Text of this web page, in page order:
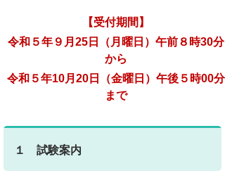
【受付期間】
令和５年９月25日（月曜日）午前８時30分
から
令和５年10月20日（金曜日）午後５時00分
まで
１ 試験案内